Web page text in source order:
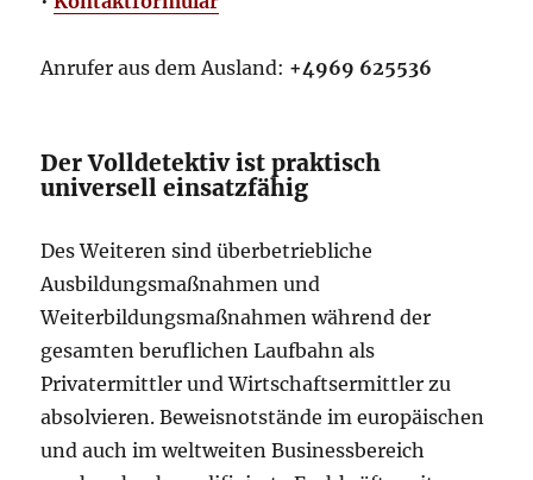
Anrufer aus dem Ausland: +4969 625536
Der Volldetektiv ist praktisch
universell einsatzfähig
Des Weiteren sind überbetriebliche
Ausbildungsmaßnahmen und
Weiterbildungsmaßnahmen während der
gesamten beruflichen Laufbahn als
Privatermittler und Wirtschaftsermittler zu
absolvieren. Beweisnotstände im europäischen
und auch im weltweiten Businessbereich